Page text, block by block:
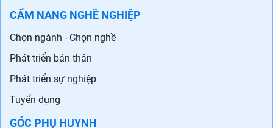
CẨM NANG NGHỀ NGHIỆP
Chọn ngành - Chọn nghề
Phát triển bản thân
Phát triển sự nghiệp
Tuyển dụng
GÓC PHỤ HUYNH